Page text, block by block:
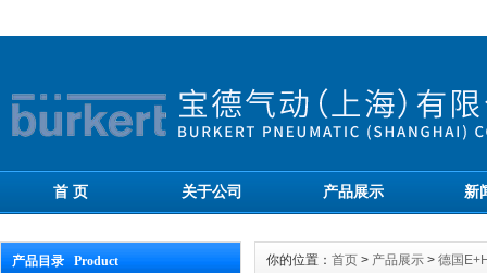
首 页 关于公司 产品展示 新
产品目录 Product 你的位置： 首页 > 产品展示 > 德国